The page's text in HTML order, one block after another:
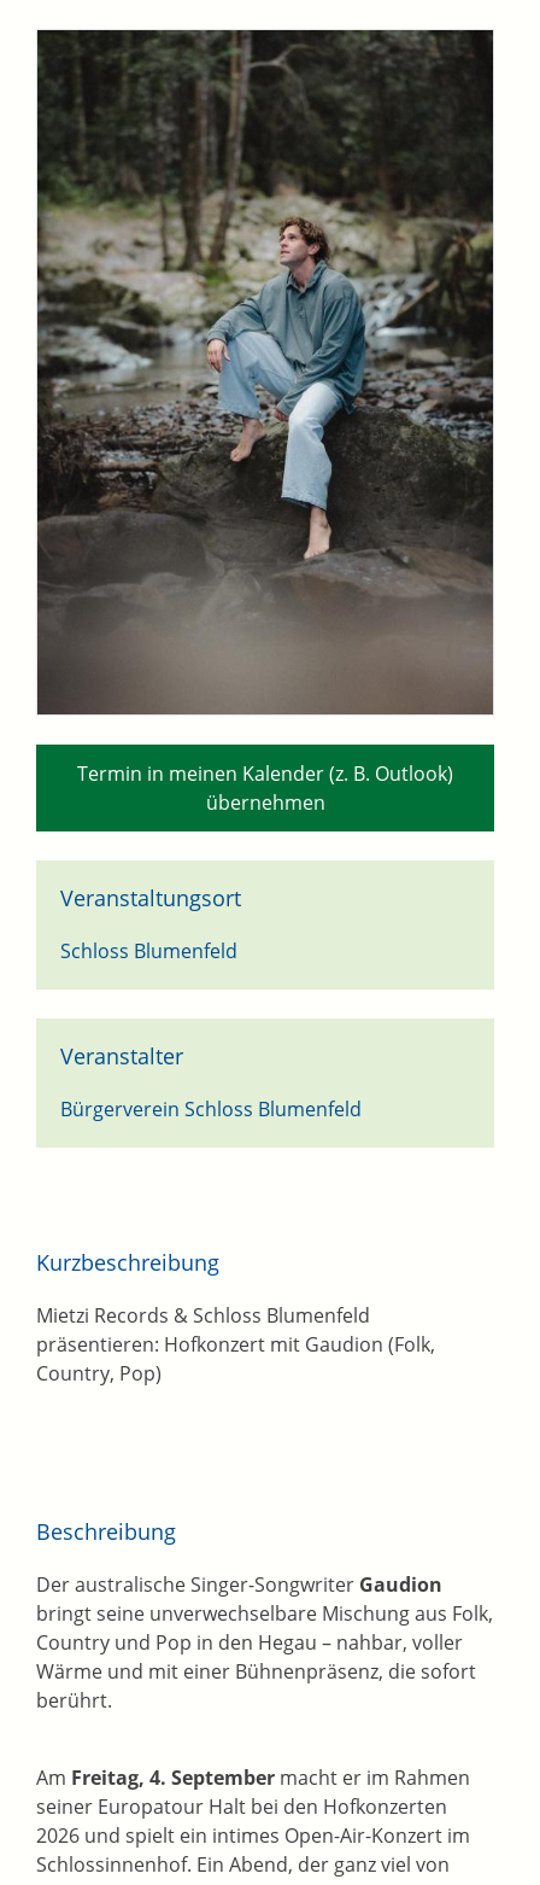
Kurzbeschreibung
Mietzi Records & Schloss Blumenfeld
präsentieren: Hofkonzert mit Gaudion (Folk,
Country, Pop)
Beschreibung
Der australische Singer-Songwriter Gaudion
bringt seine unverwechselbare Mischung aus Folk,
Country und Pop in den Hegau – nahbar, voller
Wärme und mit einer Bühnenpräsenz, die sofort
berührt.
Am Freitag, 4. September macht er im Rahmen
seiner Europatour Halt bei den Hofkonzerten
2026 und spielt ein intimes Open-Air-Konzert im
Schlossinnenhof. Ein Abend, der ganz viel von
Termin in meinen Kalender (z. B. Outlook)
übernehmen
Veranstaltungsort
Schloss Blumenfeld
Veranstalter
Bürgerverein Schloss Blumenfeld